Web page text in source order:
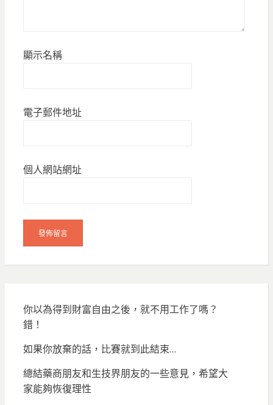
顯示名稱
電子郵件地址
個人網站網址
你以為得到財富自由之後，就不用工作了嗎？
錯！
如果你放棄的話，比賽就到此結束…
總結藥商朋友和生技界朋友的一些意見，希望大
家能夠恢復理性